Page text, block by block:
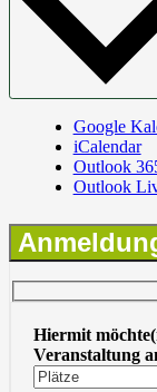
Google
iCalendar
Outlook
Outlook
Hiermit
Veranstaltung